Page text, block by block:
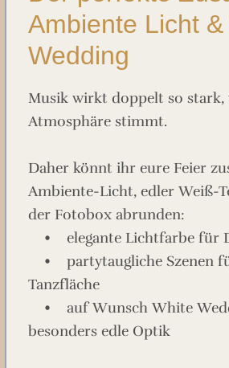
Ambiente Licht
Wedding
Musik wirkt doppelt so stark,
Atmosphäre stimmt.
Daher könnt ihr eure Feier
Ambiente-Licht, edler Weiß-
der Fotobox abrunden:
• elegante Lichtfarbe für
• partytaugliche Szenen
Tanzfläche
• auf Wunsch White
besonders edle Optik